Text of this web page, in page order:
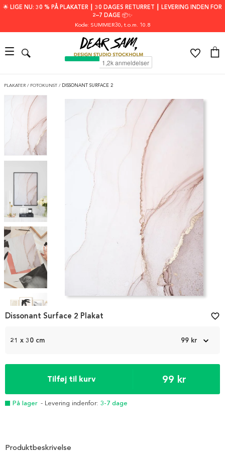
🌟 LIGE NU: 30 % PÅ PLAKATER ┃ 30 DAGES RETURRET ┃ LEVERING INDEN FOR
2–7 DAGE 📦✨
Kode: SUMMER30, t.o.m. 10.8
PLAKATER / FOTOKUNST / DISSONANT SURFACE 2
Item
1
21 x 30 cm 99 kr
Tilføj til kurv 99 kr
På lager - Levering indenfor: 3-7 dage
Dissonant Surface 2 Plakat favorite_border
Produktbeskrivelse